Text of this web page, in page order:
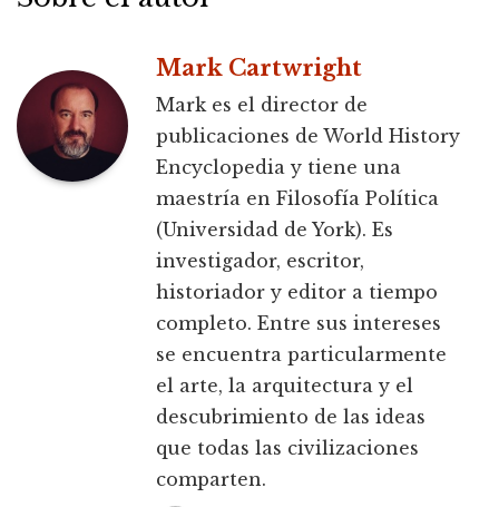
Mark Cartwright
Mark es el director de
publicaciones de World History
Encyclopedia y tiene una
maestría en Filosofía Política
(Universidad de York). Es
investigador, escritor,
historiador y editor a tiempo
completo. Entre sus intereses
se encuentra particularmente
el arte, la arquitectura y el
descubrimiento de las ideas
que todas las civilizaciones
comparten.